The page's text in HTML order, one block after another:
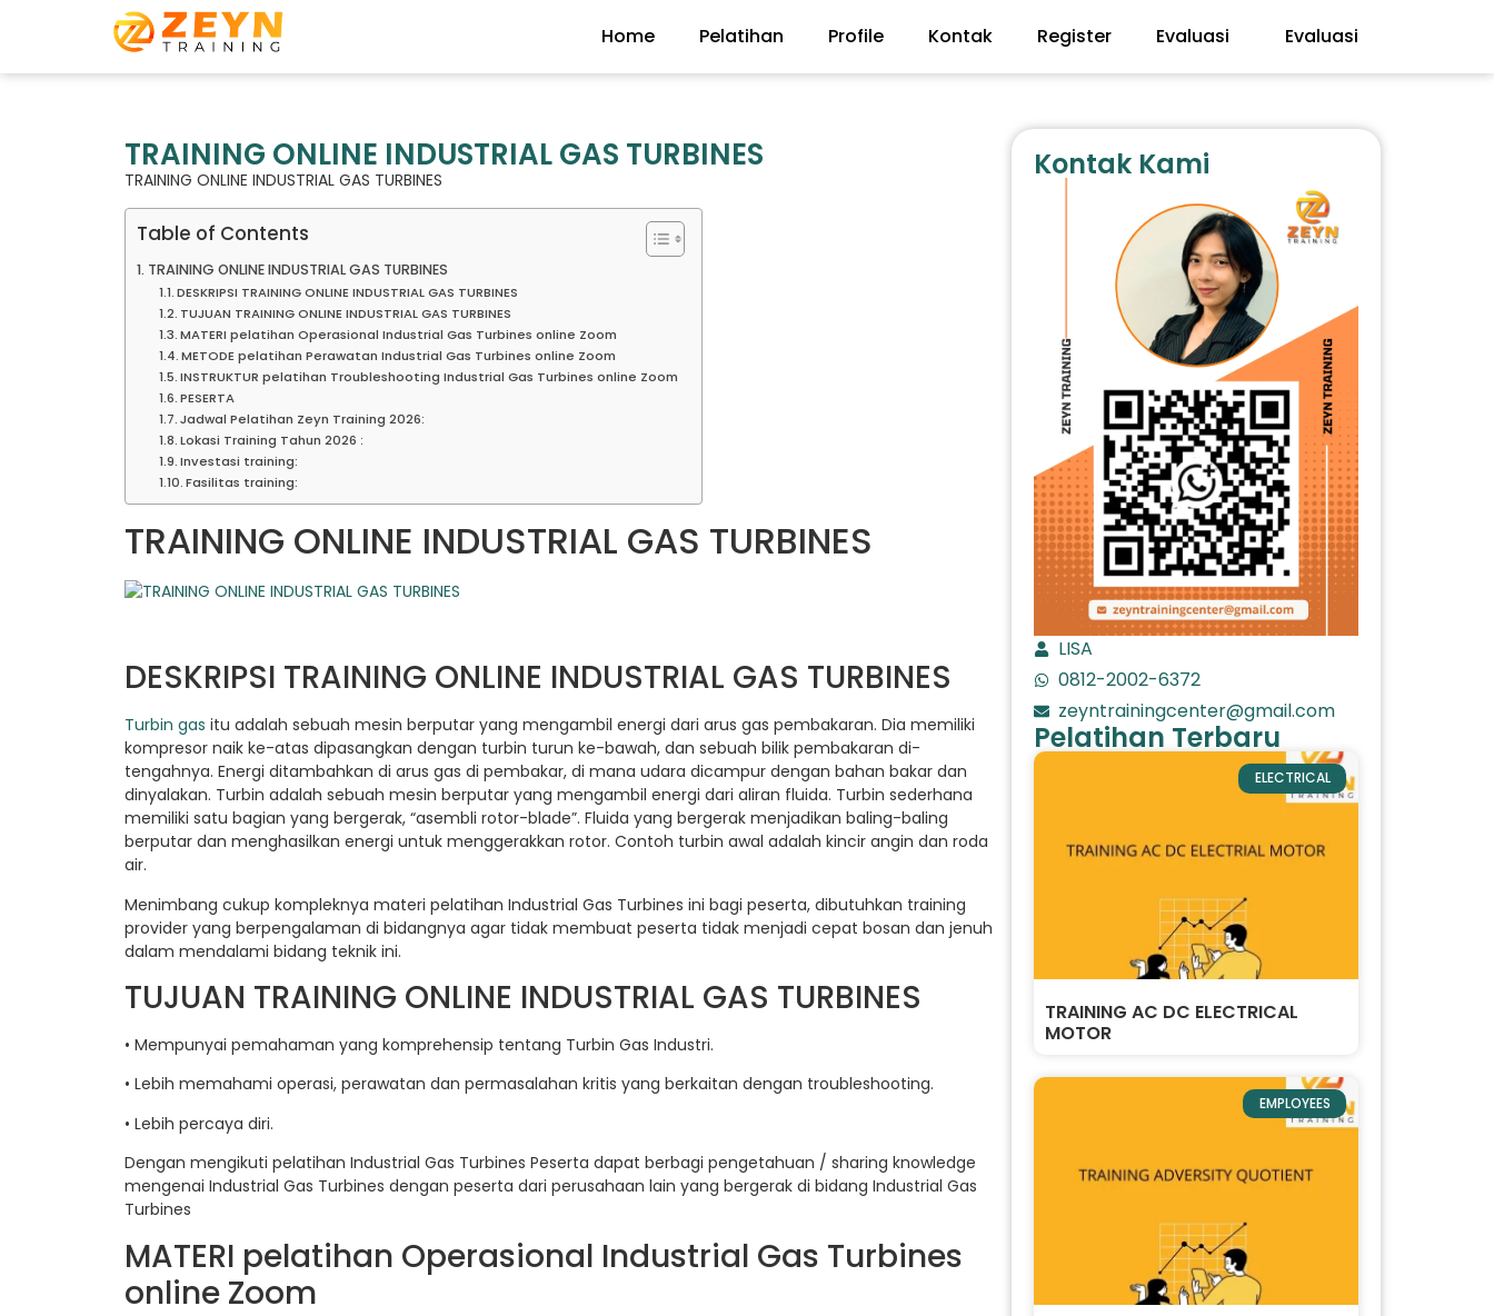
Home Pelatihan Profile Kontak Register Evaluasi Evaluasi
TRAINING ONLINE INDUSTRIAL GAS TURBINES
TRAINING ONLINE INDUSTRIAL GAS TURBINES
Table of Contents
TRAINING ONLINE INDUSTRIAL GAS TURBINES
DESKRIPSI TRAINING ONLINE INDUSTRIAL GAS TURBINES
TUJUAN TRAINING ONLINE INDUSTRIAL GAS TURBINES
MATERI pelatihan Operasional Industrial Gas Turbines online Zoom
METODE pelatihan Perawatan Industrial Gas Turbines online Zoom
INSTRUKTUR pelatihan Troubleshooting Industrial Gas Turbines online Zoom
PESERTA
Jadwal Pelatihan Zeyn Training 2026:
Lokasi Training Tahun 2026 :
Investasi training:
Fasilitas training:
TRAINING ONLINE INDUSTRIAL GAS TURBINES
DESKRIPSI TRAINING ONLINE INDUSTRIAL GAS TURBINES
Turbin gas itu adalah sebuah mesin berputar yang mengambil energi dari arus gas pembakaran. Dia memiliki
kompresor naik ke-atas dipasangkan dengan turbin turun ke-bawah, dan sebuah bilik pembakaran di-
tengahnya. Energi ditambahkan di arus gas di pembakar, di mana udara dicampur dengan bahan bakar dan
dinyalakan. Turbin adalah sebuah mesin berputar yang mengambil energi dari aliran fluida. Turbin sederhana
memiliki satu bagian yang bergerak, “asembli rotor-blade”. Fluida yang bergerak menjadikan baling-baling
berputar dan menghasilkan energi untuk menggerakkan rotor. Contoh turbin awal adalah kincir angin dan roda
air.
Menimbang cukup kompleknya materi pelatihan Industrial Gas Turbines ini bagi peserta, dibutuhkan training
provider yang berpengalaman di bidangnya agar tidak membuat peserta tidak menjadi cepat bosan dan jenuh
dalam mendalami bidang teknik ini.
TUJUAN TRAINING ONLINE INDUSTRIAL GAS TURBINES
• Mempunyai pemahaman yang komprehensip tentang Turbin Gas Industri.
• Lebih memahami operasi, perawatan dan permasalahan kritis yang berkaitan dengan troubleshooting.
• Lebih percaya diri.
Dengan mengikuti pelatihan Industrial Gas Turbines Peserta dapat berbagi pengetahuan / sharing knowledge
mengenai Industrial Gas Turbines dengan peserta dari perusahaan lain yang bergerak di bidang Industrial Gas
Turbines
MATERI pelatihan Operasional Industrial Gas Turbines
online Zoom
Kontak Kami
LISA
0812-2002-6372
zeyntrainingcenter@gmail.com
Pelatihan Terbaru
ELECTRICAL
TRAINING AC DC ELECTRICAL
MOTOR
EMPLOYEES